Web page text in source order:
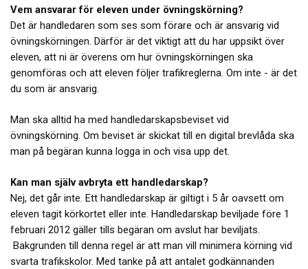
Vem ansvarar för eleven under övningskörning?
Det är handledaren som ses som förare och är ansvarig vid
övningskörningen. Därför är det viktigt att du har uppsikt över
eleven, att ni är överens om hur övningskörningen ska
genomföras och att eleven följer trafikreglerna. Om inte - är det
du som är ansvarig.
Man ska alltid ha med handledarskapsbeviset vid
övningskörning. Om beviset är skickat till en digital brevlåda ska
man på begäran kunna logga in och visa upp det.
Kan man själv avbryta ett handledarskap?
Nej, det går inte. Ett handledarskap är giltigt i 5 år oavsett om
eleven tagit körkortet eller inte. Handledarskap beviljade före 1
februari 2012 gäller tills begäran om avslut har beviljats.
Bakgrunden till denna regel är att man vill minimera körning vid
svarta trafikskolor. Med tanke på att antalet godkännanden